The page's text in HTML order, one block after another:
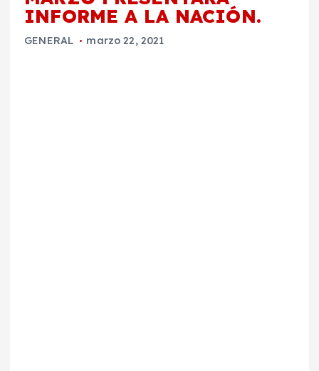
INFORME A LA NACIÓN.
GENERAL marzo 22, 2021